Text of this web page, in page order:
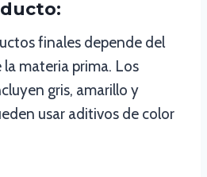
finales depende del
materia prima. Los
gris, amarillo y
usar aditivos de color